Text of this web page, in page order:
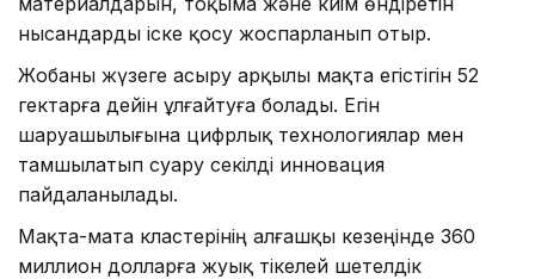
нысандарды іске қосу жоспарланып отыр.
Жобаны жүзеге асыру арқылы мақта егістігін 52
гектарға дейін ұлғайтуға болады. Егін
шаруашылығына цифрлық технологиялар мен
тамшылатып суару секілді инновация
пайдаланылады.
Мақта-мата кластерінің алғашқы кезеңінде 360
миллион долларға жуық тікелей шетелдік